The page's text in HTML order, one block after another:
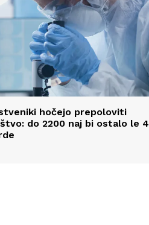
hočejo prepoloviti
do 2200 naj bi ostalo le 4